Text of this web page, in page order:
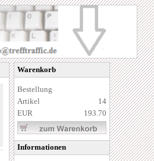
Warenkorb
Bestellung
Artikel
14
EUR
193.70
Informationen